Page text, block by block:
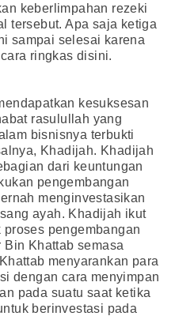
keberlimpahan rezeki
tersebut. Apa saja ketiga
sampai selesai karena
ringkas disini.
kesuksesan
rasulullah yang
bisnisnya terbukti
Khadijah. Khadijah
dari keuntungan
pengembangan
menginvestasikan
ayah. Khadijah ikut
pengembangan
Khattab semasa
menyarankan para
dengan cara menyimpan
pada suatu saat ketika
berinvestasi pada